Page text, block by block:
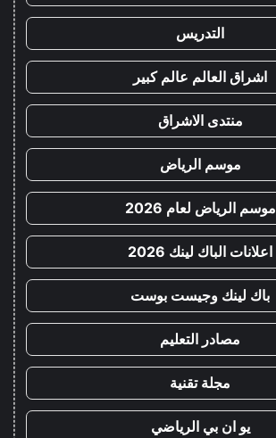
التدريس
اشراق العالم عالم كبير
منتدى الاشراق
موسم الرياض
موسم الرياض لعام 2026
اعلانات الباك لينك 2026
باك لينك وجيست بوست
مصادر التعليم
مجلة تقنية
يو ان بي الرياضي